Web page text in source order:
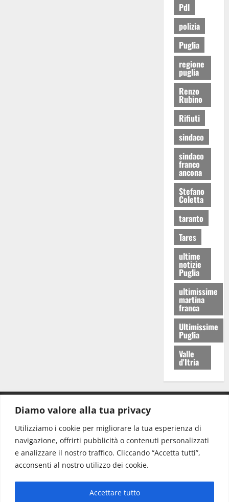
Diamo valore alla tua privacy
Utilizziamo i cookie per migliorare la tua esperienza di
navigazione, offrirti pubblicità o contenuti personalizzati
e analizzare il nostro traffico. Cliccando “Accetta tutti”,
acconsenti al nostro utilizzo dei cookie.
Accettare tutto
Pdl
polizia
Puglia
regione
puglia
Renzo
Rubino
Rifiuti
sindaco
sindaco
franco
ancona
Stefano
Coletta
taranto
Tares
ultime
notizie
Puglia
ultimissime
martina
franca
Ultimissime
Puglia
Valle
d'Itria
Redazione: redazione@www.martinasera.it
Direttore:direttore@www.martinasera.it
Info & Commerciale:info@www.martinasera.it